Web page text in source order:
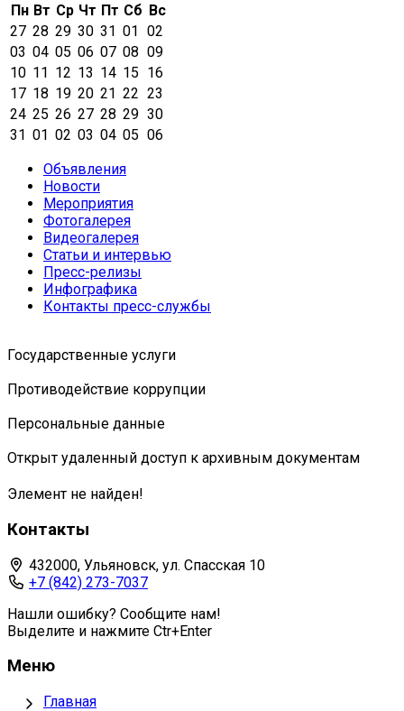
Пн Вт Ср Чт Пт Сб Вс
27 28 29 30 31 01 02
03 04 05 06 07 08 09
10 11 12 13 14 15 16
17 18 19 20 21 22 23
24 25 26 27 28 29 30
31 01 02 03 04 05 06
Объявления
Новости
Мероприятия
Фотогалерея
Видеогалерея
Статьи и интервью
Пресс-релизы
Инфографика
Контакты пресс-службы
Государственные услуги
Противодействие коррупции
Персональные данные
Открыт удаленный доступ к архивным документам
Элемент не найден!
Контакты
432000, Ульяновск, ул. Спасская 10
+7 (842) 273-7037
Нашли ошибку? Сообщите нам!
Выделите и нажмите Ctr+Enter
Меню
Главная